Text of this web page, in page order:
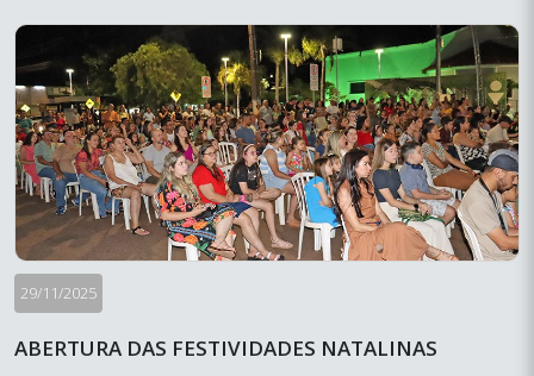
29/11/2025
ABERTURA DAS FESTIVIDADES NATALINAS